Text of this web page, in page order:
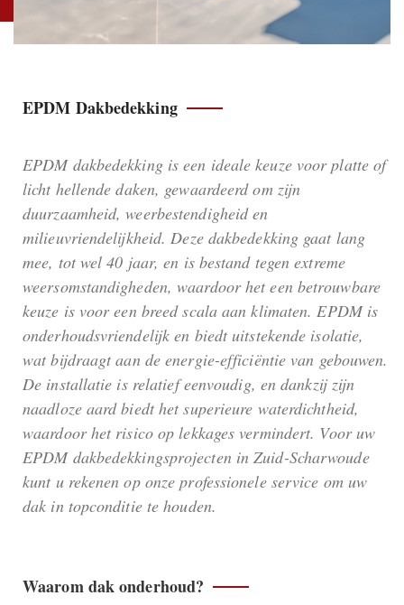
EPDM Dakbedekking
EPDM dakbedekking is een ideale keuze voor platte of
licht hellende daken, gewaardeerd om zijn
duurzaamheid, weerbestendigheid en
milieuvriendelijkheid. Deze dakbedekking gaat lang
mee, tot wel 40 jaar, en is bestand tegen extreme
weersomstandigheden, waardoor het een betrouwbare
keuze is voor een breed scala aan klimaten. EPDM is
onderhoudsvriendelijk en biedt uitstekende isolatie,
wat bijdraagt aan de energie-efficiëntie van gebouwen.
De installatie is relatief eenvoudig, en dankzij zijn
naadloze aard biedt het superieure waterdichtheid,
waardoor het risico op lekkages vermindert. Voor uw
EPDM dakbedekkingsprojecten in Zuid-Scharwoude
kunt u rekenen op onze professionele service om uw
dak in topconditie te houden.
Waarom dak onderhoud?